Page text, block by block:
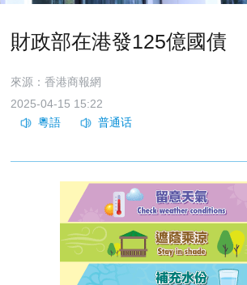
財政部在港發125億國債
來源：香港商報網
2025-04-15 15:22